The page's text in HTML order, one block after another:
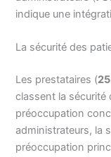
indique une
La sécurité des
Les prestataires (
classent la sécurité
préoccupation
administrateurs, la
préoccupation